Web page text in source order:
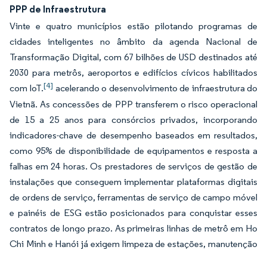
PPP de Infraestrutura
Vinte e quatro municípios estão pilotando programas de
cidades inteligentes no âmbito da agenda Nacional de
Transformação Digital, com 67 bilhões de USD destinados até
2030 para metrôs, aeroportos e edifícios cívicos habilitados
com IoT.[4] acelerando o desenvolvimento de infraestrutura do
Vietnã. As concessões de PPP transferem o risco operacional
de 15 a 25 anos para consórcios privados, incorporando
indicadores-chave de desempenho baseados em resultados,
como 95% de disponibilidade de equipamentos e resposta a
falhas em 24 horas. Os prestadores de serviços de gestão de
instalações que conseguem implementar plataformas digitais
de ordens de serviço, ferramentas de serviço de campo móvel
e painéis de ESG estão posicionados para conquistar esses
contratos de longo prazo. As primeiras linhas de metrô em Ho
Chi Minh e Hanói já exigem limpeza de estações, manutenção